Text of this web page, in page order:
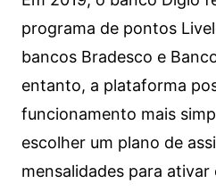
programa de pontos
bancos Bradesco e
entanto, a plataforma
funcionamento mais
escolher um plano de
mensalidades para